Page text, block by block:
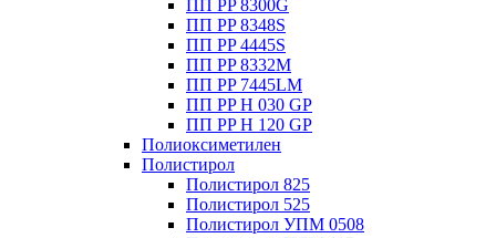
ПП PP 8300G
ПП PP 8348S
ПП PP 4445S
ПП PP 8332M
ПП PP 7445LM
ПП PP H 030 GP
ПП PP H 120 GP
Полиоксиметилен
Полистирол
Полистирол 825
Полистирол 525
Полистирол УПМ 0508